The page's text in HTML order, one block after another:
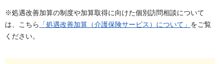
※処遇改善加算の制度や加算取得に向けた個別訪問相談について
は、こちら
「処遇改善加算（介護保険サービス）について」 をご覧
ください。